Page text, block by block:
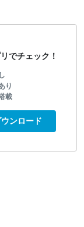
でチェック！
り
載
ンロード